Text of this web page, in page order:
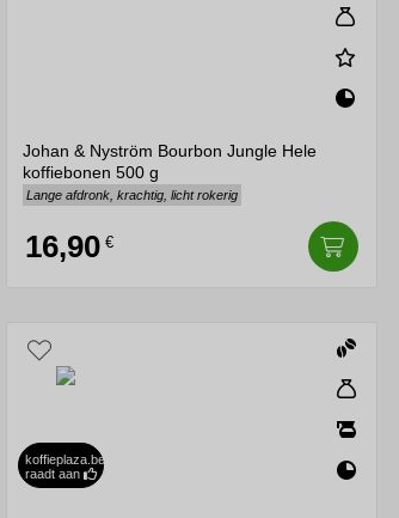
Johan & Nyström Bourbon Jungle Hele
koffiebonen 500 g
Lange afdronk, krachtig, licht rokerig
16,90 €
koffieplaza.be
raadt aan